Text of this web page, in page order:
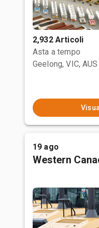
2,932 Articoli
Asta a tempo
Geelong, VIC, AUS
19 ago
Western